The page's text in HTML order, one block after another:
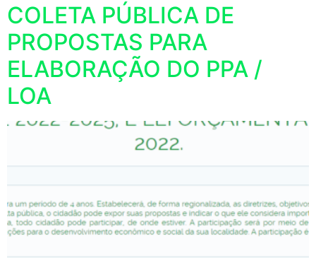
COLETA PÚBLICA DE
PROPOSTAS PARA
ELABORAÇÃO DO PPA /
LOA